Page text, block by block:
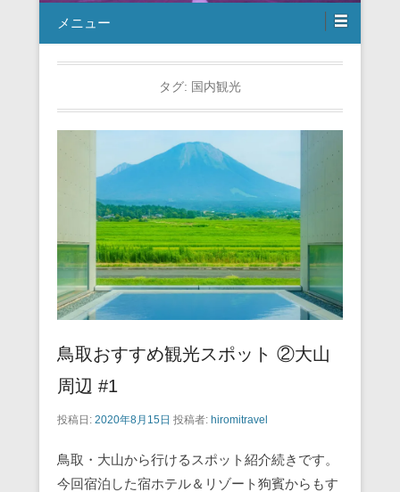
メニュー
タグ: 国内観光
鳥取おすすめ観光スポット ②大山
周辺 #1
投稿日: 2020年8月15日 投稿者: hiromitravel
鳥取・大山から行けるスポット紹介続きです。
今回宿泊した宿ホテル＆リゾート狗賓からもす